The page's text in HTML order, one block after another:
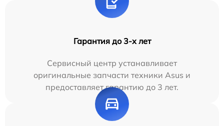
Гарантия до 3-х лет
Сервисный центр устанавливает
оригинальные запчасти техники Asus и
предоставляет гарантию до 3 лет.